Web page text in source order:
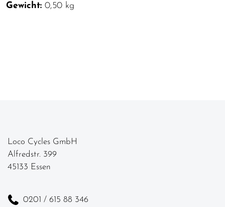
Gewicht: 0,50 kg
Loco Cycles GmbH
Alfredstr. 399
45133 Essen
0201 / 615 88 346